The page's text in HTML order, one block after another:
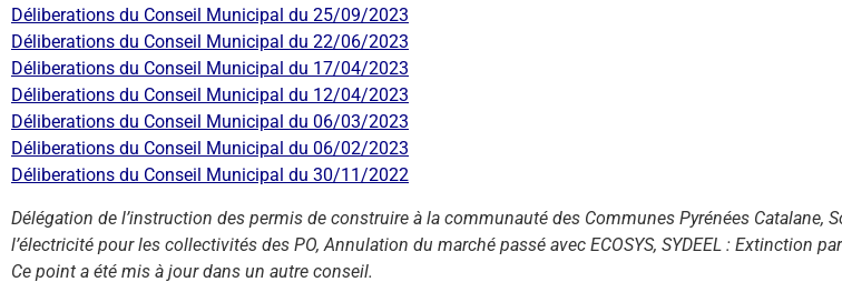
Déliberations du Conseil Municipal du 25/09/2023
Déliberations du Conseil Municipal du 22/06/2023
Déliberations du Conseil Municipal du 17/04/2023
Déliberations du Conseil Municipal du 12/04/2023
Déliberations du Conseil Municipal du 06/03/2023
Déliberations du Conseil Municipal du 06/02/2023
Déliberations du Conseil Municipal du 30/11/2022
Délégation de l’instruction des permis de construire à la communauté des Communes Pyrénées Catalane,
l’électricité pour les collectivités des PO, Annulation du marché passé avec ECOSYS, SYDEEL : Extinction
Ce point a été mis à jour dans un autre conseil.